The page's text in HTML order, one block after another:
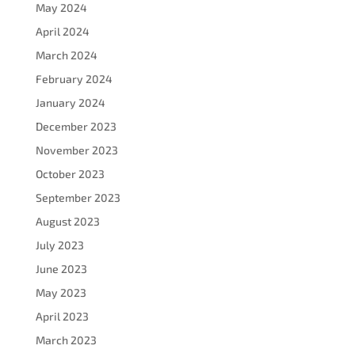
May 2024
April 2024
March 2024
February 2024
January 2024
December 2023
November 2023
October 2023
September 2023
August 2023
July 2023
June 2023
May 2023
April 2023
March 2023